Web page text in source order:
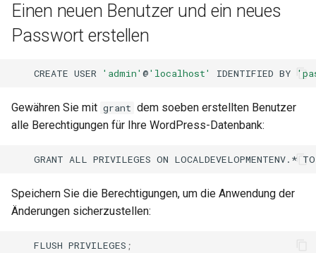
Einen neuen Benutzer und ein neues
Passwort erstellen
CREATE USER 'admin' @'localhost' IDENTIFIED BY
Gewähren Sie mit grant dem soeben erstellten Benutzer
alle Berechtigungen für Ihre WordPress-Datenbank:
GRANT ALL PRIVILEGES ON LOCALDEVELOPMENTENV.* TO
Speichern Sie die Berechtigungen, um die Anwendung der
Änderungen sicherzustellen:
FLUSH PRIVILEGES ;